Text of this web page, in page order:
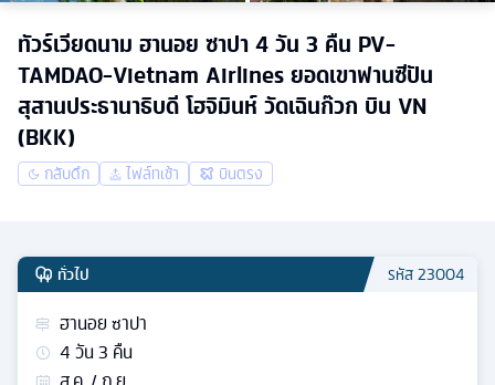
ทัวร์เวียดนาม ฮานอย ซาปา 4 วัน 3 คืน PV-
TAMDAO-Vietnam Airlines ยอดเขาฟานซีปัน
สุสานประธานาธิบดี โฮจิมินห์ วัดเฉินก๊วก บิน VN
(BKK)
กลับดึก ไฟล์ทเช้า บินตรง
ทั่วไป รหัส23004
ฮานอย ซาปา
4วัน3 คืน